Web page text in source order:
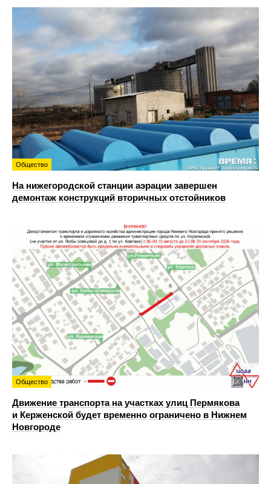
Общество
На нижегородской станции аэрации завершен
демонтаж конструкций вторичных отстойников
Общество
Движение транспорта на участках улиц Пермякова
и Керженской будет временно ограничено в Нижнем
Новгороде